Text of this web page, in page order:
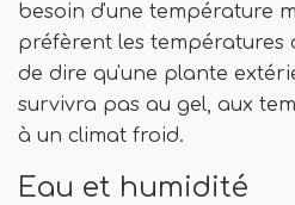
besoin d'une température
préfèrent les températures
de dire qu'une plante
survivra pas au gel, aux
à un climat froid.
Eau et humidité